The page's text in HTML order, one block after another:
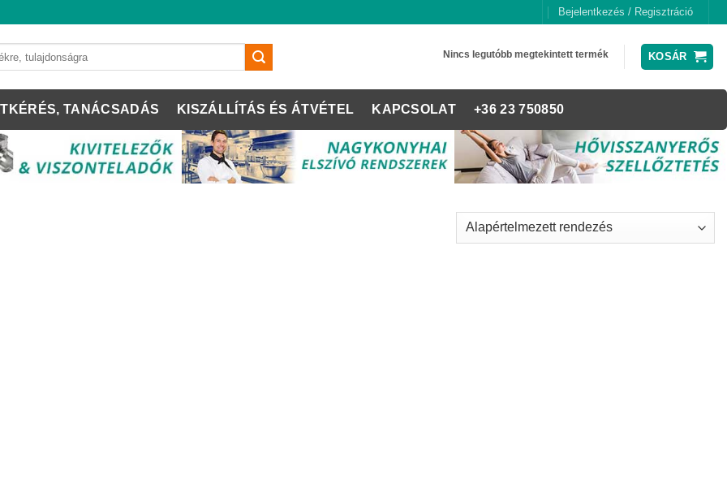
Bejelentkezés / Regisztráció
Nincs legutóbb megtekintett termék KOSÁR
TANÁCSADÁS KISZÁLLÍTÁS ÉS ÁTVÉTEL KAPCSOLAT +36 23 750850